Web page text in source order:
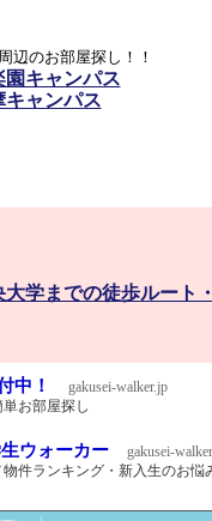
辺のお部屋探し！！
園キャンパス
キャンパス
大学までの徒歩ルート
中！
gakusei-walker.jp
お部屋探し
ウォーカー
gakusei-
件ランキング・新入生のお悩